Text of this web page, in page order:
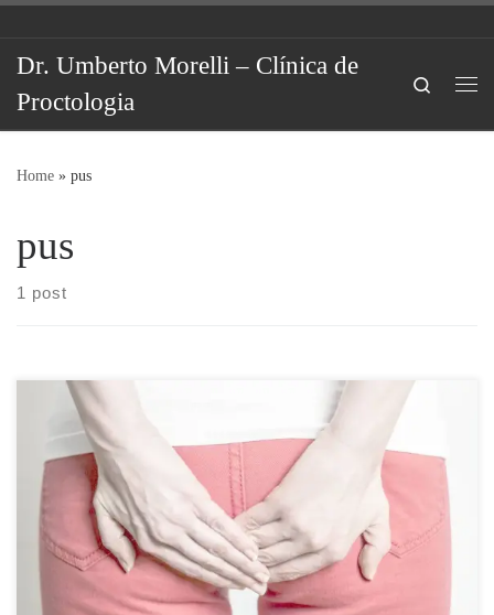
Dr. Umberto Morelli – Clínica de
Proctologia
Search
Home » pus
pus
1 post
O abscesso anal é uma cavidade em que se forma secreção
purulenta (pus) na região anal ou vizinhança. Em geral, é causado
pela infecção de pequenas glândulas existentes no canal anal.
Alguns abscessos podem também ser originados de uma fissura
infectada, que consiste em uma ferida linear no canal anal, […]